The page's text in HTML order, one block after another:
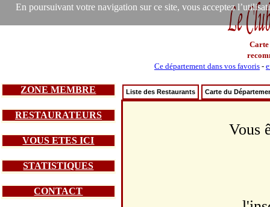
En poursuivant votre navigation sur ce site, vous acceptez
Carte
Ce département dans vos favoris -
ZONE MEMBRE
RESTAURATEURS
VOUS ETES ICI
STATISTIQUES
CONTACT
Liste des Restaurants Carte du
Vous